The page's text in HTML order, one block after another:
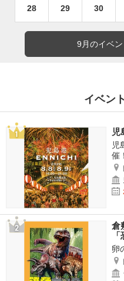
28 29 30
9月のイベ
イベン
児
児
催！
倉
卵